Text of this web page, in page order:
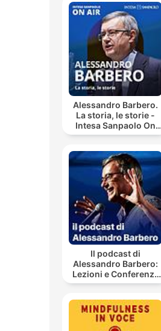
Alessandro Barbero.
La storia, le storie -
Intesa Sanpaolo On
Air
Il podcast di
Alessandro Barbero:
Lezioni e Conferenze
di Storia